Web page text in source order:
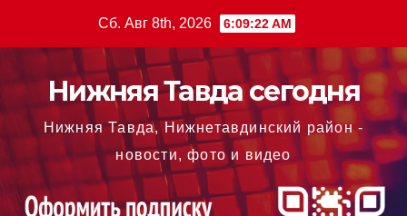
содержимому
Сб. Авг 8th, 2026 6:09:23 AM
Нижняя Тавда сегодня
Нижняя Тавда, Нижнетавдинский район -
новости, фото и видео